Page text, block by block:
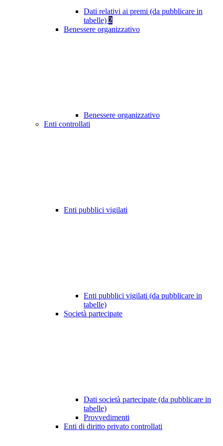
Dati relativi ai premi (da pubblicare in
tabelle) 2
Benessere organizzativo
Benessere organizzativo
Enti controllati
Enti pubblici vigilati
Enti pubblici vigilati (da pubblicare in
tabelle)
Società partecipate
Dati società partecipate (da pubblicare in
tabelle)
Provvedimenti
Enti di diritto privato controllati